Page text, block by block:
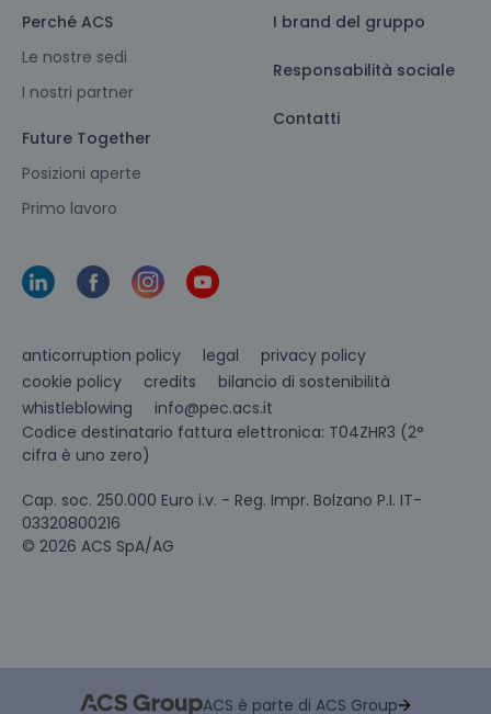
Perché ACS
Le nostre sedi
I nostri partner
Future Together
Posizioni aperte
Primo lavoro
I brand del gruppo
Responsabilità sociale
Contatti
anticorruption policy legal
privacy policy
cookie policy
credits
bilancio di sostenibilità
whistleblowing
info@pec.acs.it
Codice destinatario fattura elettronica: T04ZHR3 (2°
cifra è uno zero)
Cap. soc. 250.000 Euro i.v. - Reg. Impr. Bolzano P.I. IT-
03320800216
© 2026 ACS SpA/AG
ACS è parte di ACS Group